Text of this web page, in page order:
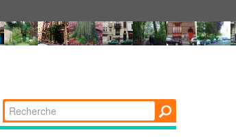
Chercher par
Recherche